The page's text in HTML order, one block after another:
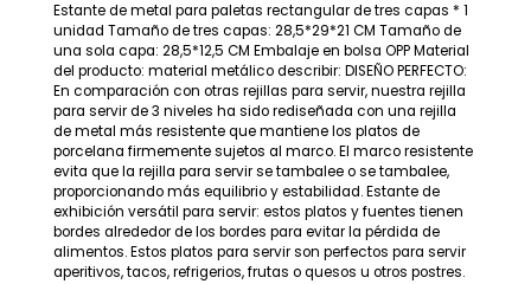
Estante de metal para paletas rectangular de tres capas * 1
unidad Tamaño de tres capas: 28,5*29*21 CM Tamaño de
una sola capa: 28,5*12,5 CM Embalaje en bolsa OPP Material
del producto: material metálico describir: DISEÑO PERFECTO:
En comparación con otras rejillas para servir, nuestra rejilla
para servir de 3 niveles ha sido rediseñada con una rejilla
de metal más resistente que mantiene los platos de
porcelana firmemente sujetos al marco. El marco resistente
evita que la rejilla para servir se tambalee o se tambalee,
proporcionando más equilibrio y estabilidad. Estante de
exhibición versátil para servir: estos platos y fuentes tienen
bordes alrededor de los bordes para evitar la pérdida de
alimentos. Estos platos para servir son perfectos para servir
aperitivos, tacos, refrigerios, frutas o quesos u otros postres.